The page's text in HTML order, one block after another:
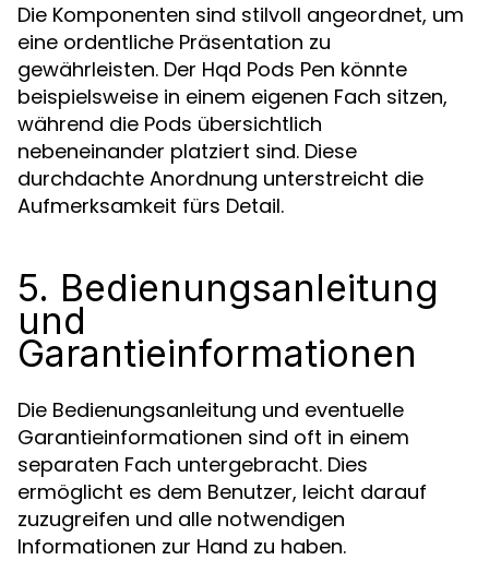
Die Komponenten sind stilvoll angeordnet, um
eine ordentliche Präsentation zu
gewährleisten. Der Hqd Pods Pen könnte
beispielsweise in einem eigenen Fach sitzen,
während die Pods übersichtlich
nebeneinander platziert sind. Diese
durchdachte Anordnung unterstreicht die
Aufmerksamkeit fürs Detail.
5. Bedienungsanleitung
und
Garantieinformationen
Die Bedienungsanleitung und eventuelle
Garantieinformationen sind oft in einem
separaten Fach untergebracht. Dies
ermöglicht es dem Benutzer, leicht darauf
zuzugreifen und alle notwendigen
Informationen zur Hand zu haben.